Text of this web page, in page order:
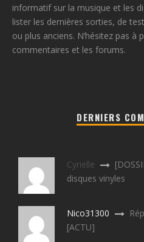
informatif sur la musique et les
lister les dernières sorties, de
ou plus anciens. N’hésitez pas à
commentaires et les forums.
DERNIERS
Cyrielle
disques vinyles
Nico31300
[ACTU]